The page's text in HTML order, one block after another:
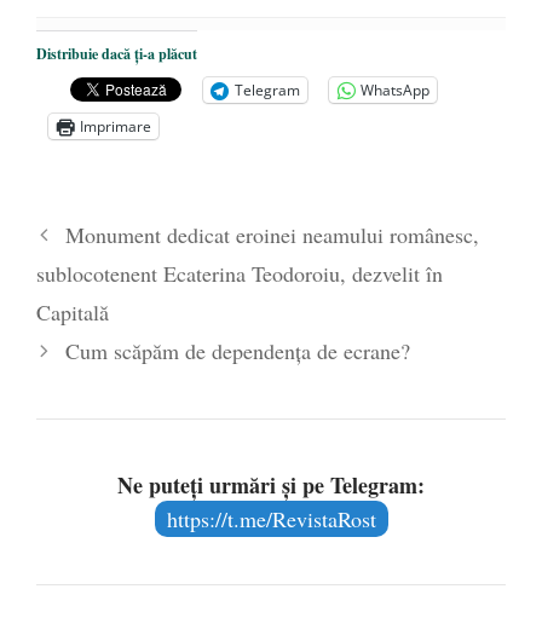
Distribuie dacă ți-a plăcut
Telegram
WhatsApp
Imprimare
Monument dedicat eroinei neamului românesc,
sublocotenent Ecaterina Teodoroiu, dezvelit în
Capitală
Cum scăpăm de dependența de ecrane?
Ne puteți urmări și pe Telegram:
https://t.me/RevistaRost